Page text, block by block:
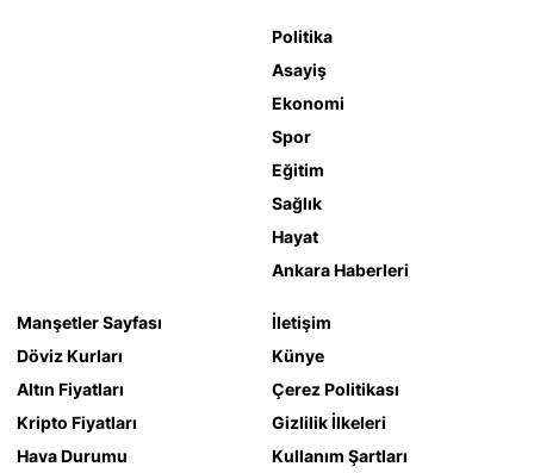
Politika
Asayiş
Ekonomi
Spor
Eğitim
Sağlık
Hayat
Ankara Haberleri
Manşetler Sayfası
Döviz Kurları
Altın Fiyatları
Kripto Fiyatları
Hava Durumu
İletişim
Künye
Çerez Politikası
Gizlilik İlkeleri
Kullanım Şartları